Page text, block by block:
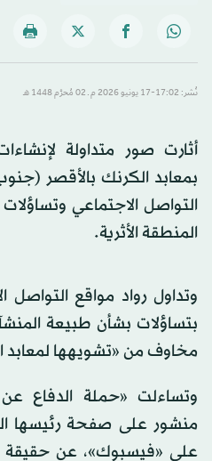
نُشر: 17:02-17 يونيو 2026 م ـ 02 مُحرَّم 1448 هـ
أثارت صور متداولة
بمعابد الكرنك بالأقصر
التواصل الاجتماعي
المنطقة الأثرية.
وتداول رواد مواقع
بتساؤلات بشأن طبيعة
مخاوف من «تشويهها لمعابد
وتساءلت «حملة الدفاع
منشور على صفحة رئيسها
على «فيسبوك»، عن حقيقة